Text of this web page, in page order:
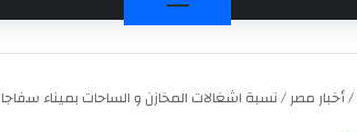
/أخبار مصر/نسبة اشغالات المخازن و الساحات بميناء سفاجا 55 %.. 40% منها تستخدم فى صناعة المتفجرات